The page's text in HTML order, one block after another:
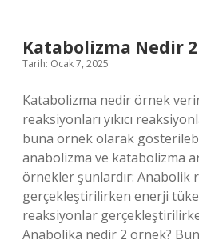
Katabolizma Nedir
Tarih: Ocak 7, 2025
Katabolizma nedir örnek
reaksiyonları yıkıcı
buna örnek olarak
anabolizma ve katabolizma
örnekler şunlardır: Anabolik
gerçekleştirilirken enerji
reaksiyonlar
Anabolika nedir 2 örnek?